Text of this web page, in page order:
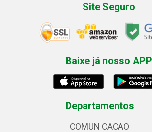
Site Seguro
Baixe já nosso APP
Departamentos
COMUNICACAO